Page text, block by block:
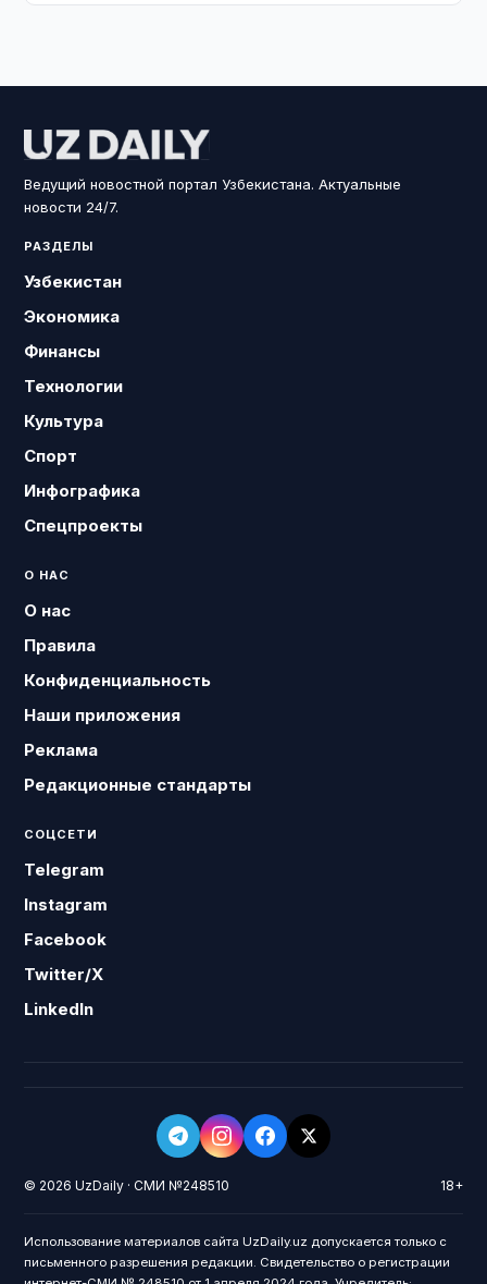
Ведущий новостной портал Узбекистана. Актуальные
новости 24/7.
РАЗДЕЛЫ
Узбекистан
Экономика
Финансы
Технологии
Культура
Спорт
Инфографика
Спецпроекты
О НАС
О нас
Правила
Конфиденциальность
Наши приложения
Реклама
Редакционные стандарты
СОЦСЕТИ
Telegram
Instagram
Facebook
Twitter/X
LinkedIn
© 2026 UzDaily · СМИ №248510 18+
Использование материалов сайта UzDaily.uz допускается только с
письменного разрешения редакции. Свидетельство о регистрации